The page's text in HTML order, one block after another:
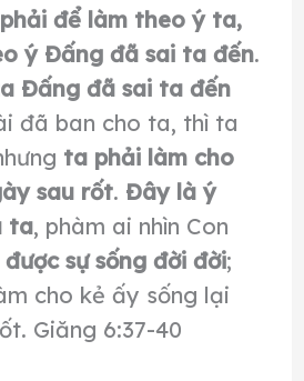
để làm theo ý ta,
ý Ðấng đã sai ta đến.
Ðấng đã sai ta đến
đã ban cho ta, thì ta
ta phải làm cho
sau rốt. Ðây là ý
ta, phàm ai nhìn Con
sự sống đời đời;
cho kẻ ấy sống lại
Giăng 6:37-40